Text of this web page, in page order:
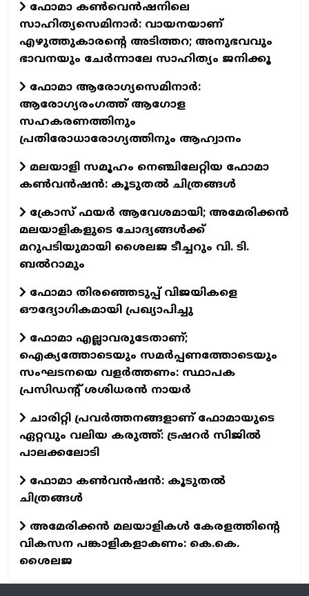
ഫോമാ കൺവെൻഷനിലെ
സാഹിത്യസെമിനാർ: വായനയാണ്
എഴുത്തുകാരന്റെ അടിത്തറ; അനുഭവവും
ഭാവനയും ചേർന്നാലേ സാഹിത്യം ജനിക്കൂ
ഫോമാ ആരോഗ്യസെമിനാർ:
ആരോഗ്യരംഗത്ത് ആഗോള
സഹകരണത്തിനും
പ്രതിരോധാരോഗ്യത്തിനും ആഹ്വാനം
മലയാളി സമൂഹം നെഞ്ചിലേറ്റിയ ഫോമാ
കണ്‍വന്‍ഷന്‍: കൂടുതല്‍ ചിത്രങ്ങള്‍
ക്രോസ് ഫയർ ആവേശമായി; അമേരിക്കൻ
മലയാളികളുടെ ചോദ്യങ്ങൾക്ക്
മറുപടിയുമായി ശൈലജ ടീച്ചറും വി. ടി.
ബൽറാമും
ഫോമാ തിരഞ്ഞെടുപ്പ് വിജയികളെ
ഔദ്യോഗികമായി പ്രഖ്യാപിച്ചു
ഫോമാ എല്ലാവരുടേതാണ്;
ഐക്യത്തോടെയും സമർപ്പണത്തോടെയും
സംഘടനയെ വളർത്തണം: സ്ഥാപക
പ്രസിഡന്റ് ശശിധരൻ നായർ
ചാരിറ്റി പ്രവർത്തനങ്ങളാണ് ഫോമായുടെ
ഏറ്റവും വലിയ കരുത്ത്: ട്രഷറർ സിജിൽ
പാലക്കലോടി
ഫോമാ കണ്‍വന്‍ഷന്‍: കൂടുതല്‍
ചിത്രങ്ങള്‍
അമേരിക്കൻ മലയാളികൾ കേരളത്തിന്റെ
വികസന പങ്കാളികളാകണം: കെ.കെ.
ശൈലജ